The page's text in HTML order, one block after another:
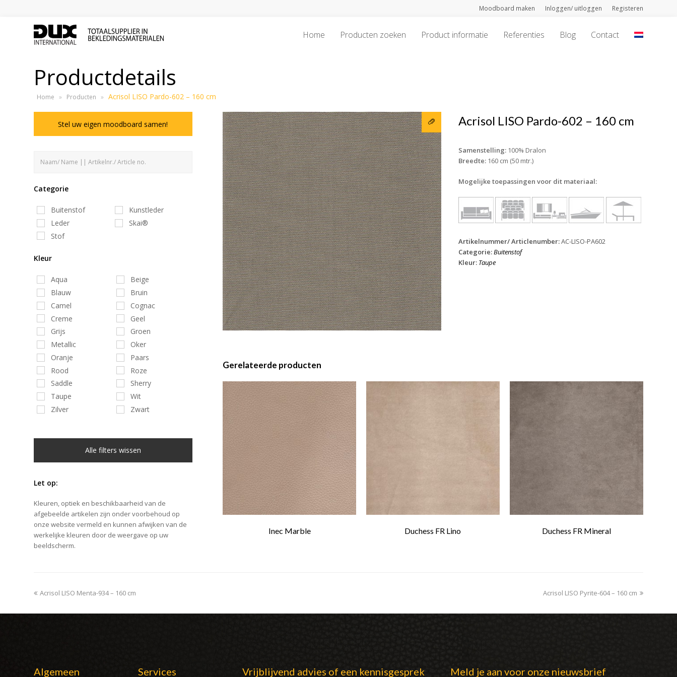
Moodboard maken Inloggen/ uitloggen Registeren
Home Producten zoeken Product informatie Referenties Blog Contact
Productdetails
Home » Producten » Acrisol LISO Pardo-602 – 160 cm
Stel uw eigen moodboard samen!
Categorie
Buitenstof
Kunstleder
Leder
Skai®
Stof
Kleur
Aqua
Beige
Blauw
Bruin
Camel
Cognac
Creme
Geel
Grijs
Groen
Metallic
Oker
Oranje
Paars
Rood
Roze
Saddle
Sherry
Taupe
Wit
Zilver
Zwart
Alle filters wissen
Let op:
Kleuren, optiek en beschikbaarheid van de
afgebeelde artikelen zijn onder voorbehoud op
onze website vermeld en kunnen afwijken van de
werkelijke kleuren door de weergave op uw
beeldscherm.
Acrisol LISO Pardo-602 – 160 cm
Samenstelling:100% Dralon
Breedte:160 cm (50 mtr.)
Mogelijke toepassingen voor dit materiaal:
Artikelnummer/ Articlenumber:AC-LISO-PA602
Categorie:Buitenstof
Kleur: Taupe
Gerelateerde producten
Inec Marble Duchess FR Lino Duchess FR Mineral
previous
Acrisol LISO Menta-934 – 160 cm
next
Acrisol LISO Pyrite-604 – 160 cm
Algemeen Services Vrijblijvend advies of een kennisgesprek Meld je aan voor onze nieuwsbrief